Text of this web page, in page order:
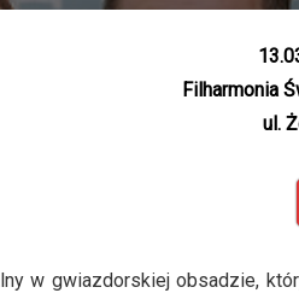
Filharmonia
ul.
w gwiazdorskiej obsadzie,